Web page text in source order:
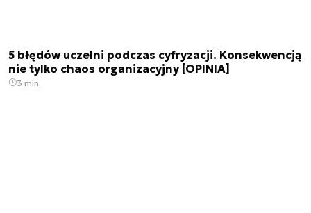
5 błędów uczelni podczas cyfryzacji. Konsekwencją
nie tylko chaos organizacyjny [OPINIA]
3 min.